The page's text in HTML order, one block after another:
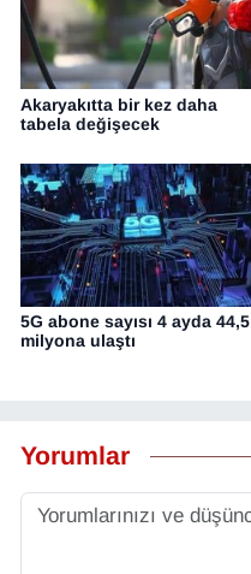
Akaryakıtta bir kez daha
tabela değişecek
5G abone sayısı 4 ayda 44,5
milyona ulaştı
Yorumlar